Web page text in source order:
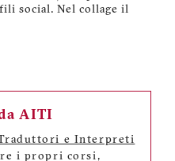
social. Nel collage il
AITI
e Interpreti
i propri corsi,